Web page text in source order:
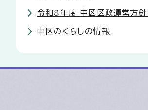
令和8年度 中区区政運営方針
中区のくらしの情報